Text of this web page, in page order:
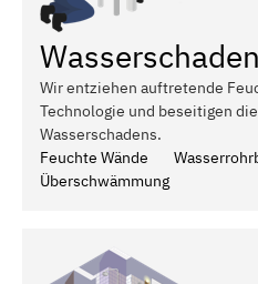
Wasserschaden
Wir entziehen auftretende
Technologie und beseitigen
Wasserschadens.
Feuchte Wände
Überschwämmung